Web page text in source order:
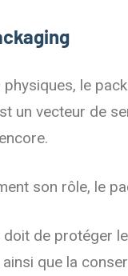
le
un vecteur de
son rôle, le
doit de protéger
que la